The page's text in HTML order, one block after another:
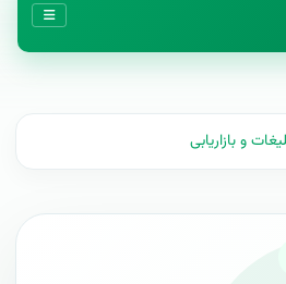
و بازاریابی